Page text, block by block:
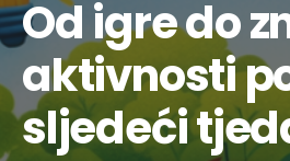
Od igre do
aktivnosti
sljedeći